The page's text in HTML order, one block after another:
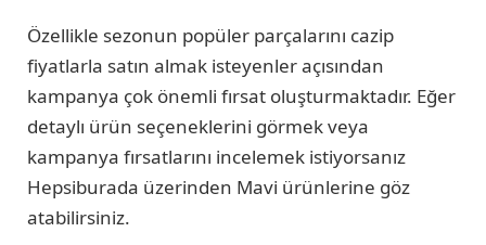
Özellikle sezonun popüler parçalarını cazip
fiyatlarla satın almak isteyenler açısından
kampanya çok önemli fırsat oluşturmaktadır. Eğer
detaylı ürün seçeneklerini görmek veya
kampanya fırsatlarını incelemek istiyorsanız
Hepsiburada üzerinden Mavi ürünlerine göz
atabilirsiniz.